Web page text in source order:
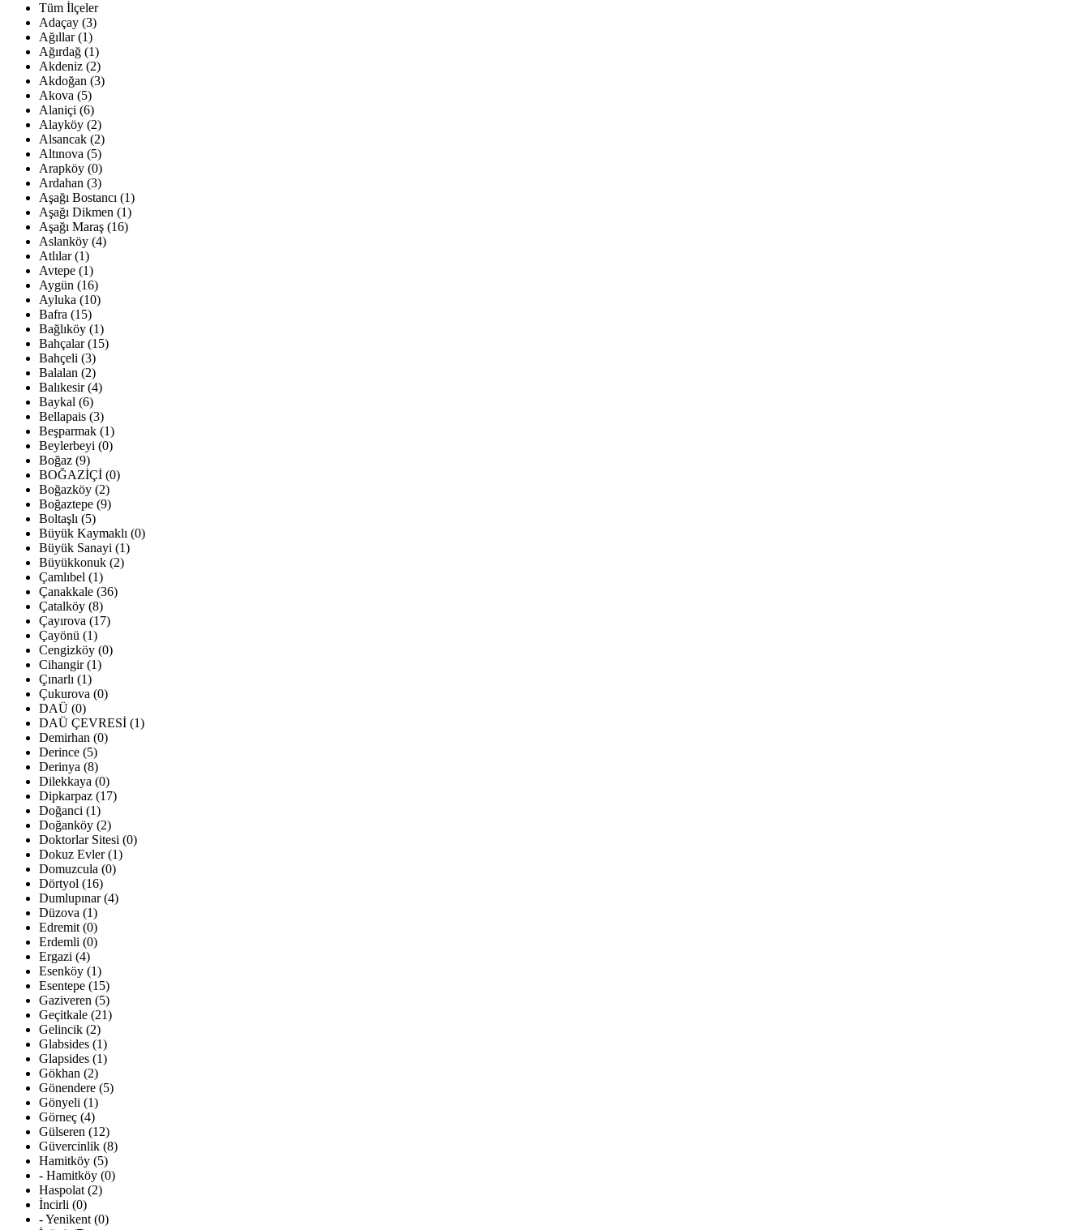
Tüm İlçeler
Adaçay (3)
Ağıllar (1)
Ağırdağ (1)
Akdeniz (2)
Akdoğan (3)
Akova (5)
Alaniçi (6)
Alayköy (2)
Alsancak (2)
Altınova (5)
Arapköy (0)
Ardahan (3)
Aşağı Bostancı (1)
Aşağı Dikmen (1)
Aşağı Maraş (16)
Aslanköy (4)
Atlılar (1)
Avtepe (1)
Aygün (16)
Ayluka (10)
Bafra (15)
Bağlıköy (1)
Bahçalar (15)
Bahçeli (3)
Balalan (2)
Balıkesir (4)
Baykal (6)
Bellapais (3)
Beşparmak (1)
Beylerbeyi (0)
Boğaz (9)
BOĞAZİÇİ (0)
Boğazköy (2)
Boğaztepe (9)
Boltaşlı (5)
Büyük Kaymaklı (0)
Büyük Sanayi (1)
Büyükkonuk (2)
Çamlıbel (1)
Çanakkale (36)
Çatalköy (8)
Çayırova (17)
Çayönü (1)
Cengizköy (0)
Cihangir (1)
Çınarlı (1)
Çukurova (0)
DAÜ (0)
DAÜ ÇEVRESİ (1)
Demirhan (0)
Derince (5)
Derinya (8)
Dilekkaya (0)
Dipkarpaz (17)
Doğanci (1)
Doğanköy (2)
Doktorlar Sitesi (0)
Dokuz Evler (1)
Domuzcula (0)
Dörtyol (16)
Dumlupınar (4)
Düzova (1)
Edremit (0)
Erdemli (0)
Ergazi (4)
Esenköy (1)
Esentepe (15)
Gaziveren (5)
Geçitkale (21)
Gelincik (2)
Glabsides (1)
Glapsides (1)
Gökhan (2)
Gönendere (5)
Gönyeli (1)
Görneç (4)
Gülseren (12)
Güvercinlik (8)
Hamitköy (5)
- Hamitköy (0)
Haspolat (2)
İncirli (0)
- Yenikent (0)